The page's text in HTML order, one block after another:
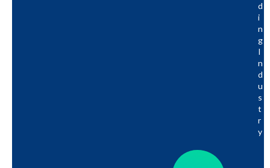
D
I
N
G
I
N
D
U
S
T
R
Y